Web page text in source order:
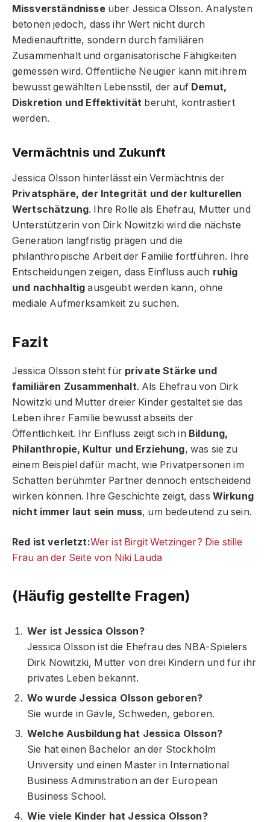
Missverständnisseüber Jessica Olsson. Analysten
betonen jedoch, dass ihr Wert nicht durch
Medienauftritte, sondern durch familiären
Zusammenhalt und organisatorische Fähigkeiten
gemessen wird. Öffentliche Neugier kann mit ihrem
bewusst gewählten Lebensstil, der auf Demut,
Diskretion und Effektivität beruht, kontrastiert
werden.
Vermächtnis und Zukunft
Jessica Olsson hinterlässt ein Vermächtnis der
Privatsphäre, der Integrität und der kulturellen
Wertschätzung. Ihre Rolle als Ehefrau, Mutter und
Unterstützerin von Dirk Nowitzki wird die nächste
Generation langfristig prägen und die
philanthropische Arbeit der Familie fortführen. Ihre
Entscheidungen zeigen, dass Einfluss auch ruhig
und nachhaltig ausgeübt werden kann, ohne
mediale Aufmerksamkeit zu suchen.
Fazit
Jessica Olsson steht für private Stärke und
familiären Zusammenhalt. Als Ehefrau von Dirk
Nowitzki und Mutter dreier Kinder gestaltet sie das
Leben ihrer Familie bewusst abseits der
Öffentlichkeit. Ihr Einfluss zeigt sich in Bildung,
Philanthropie, Kultur und Erziehung, was sie zu
einem Beispiel dafür macht, wie Privatpersonen im
Schatten berühmter Partner dennoch entscheidend
wirken können. Ihre Geschichte zeigt, dass Wirkung
nicht immer laut sein muss, um bedeutend zu sein.
Red ist verletzt:Wer ist Birgit Wetzinger? Die stille
Frau an der Seite von Niki Lauda
(Häufig gestellte Fragen)
Wer ist Jessica Olsson?
Jessica Olsson ist die Ehefrau des NBA-Spielers
Dirk Nowitzki, Mutter von drei Kindern und für ihr
privates Leben bekannt.
Wo wurde Jessica Olsson geboren?
Sie wurde in Gävle, Schweden, geboren.
Welche Ausbildung hat Jessica Olsson?
Sie hat einen Bachelor an der Stockholm
University und einen Master in International
Business Administration an der European
Business School.
Wie viele Kinder hat Jessica Olsson?